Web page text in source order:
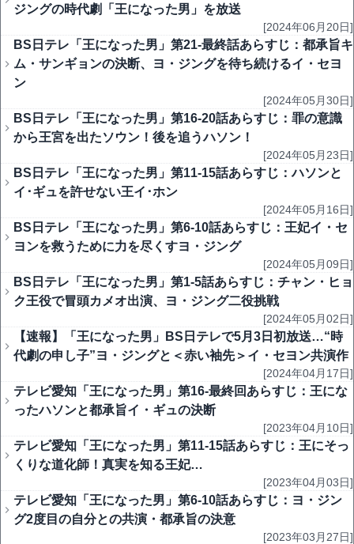
ジングの時代劇「王になった男」を放送
[2024年06月20日]
BS日テレ「王になった男」第21-最終話あらすじ：都承旨キ
ム・サンギョンの決断、ヨ・ジングを待ち続けるイ・セヨ
ン
[2024年05月30日]
BS日テレ「王になった男」第16-20話あらすじ：罪の意識
から王宮を出たソウン！後を追うハソン！
[2024年05月23日]
BS日テレ「王になった男」第11-15話あらすじ：ハソンと
イ･ギュを許せない王イ･ホン
[2024年05月16日]
BS日テレ「王になった男」第6-10話あらすじ：王妃イ・セ
ヨンを救うために力を尽くすヨ・ジング
[2024年05月09日]
BS日テレ「王になった男」第1-5話あらすじ：チャン・ヒョ
ク王役で冒頭カメオ出演、ヨ・ジング二役挑戦
[2024年05月02日]
【速報】「王になった男」BS日テレで5月3日初放送…“時
代劇の申し子”ヨ・ジングと＜赤い袖先＞イ・セヨン共演作
[2024年04月17日]
テレビ愛知「王になった男」第16-最終回あらすじ：王にな
ったハソンと都承旨イ・ギュの決断
[2023年04月10日]
テレビ愛知「王になった男」第11-15話あらすじ：王にそっ
くりな道化師！真実を知る王妃…
[2023年04月03日]
テレビ愛知「王になった男」第6-10話あらすじ：ヨ・ジン
グ2度目の自分との共演・都承旨の決意
[2023年03月27日]